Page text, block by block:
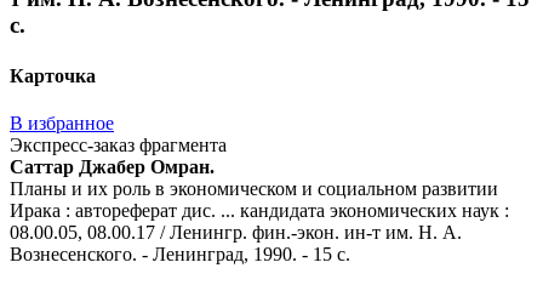
с.
Карточка
В избранное
Экспресс-заказ фрагмента
Саттар Джабер Омран.
Планы и их роль в экономическом и социальном развитии
Ирака : автореферат дис. ... кандидата экономических наук :
08.00.05, 08.00.17 / Ленингр. фин.-экон. ин-т им. Н. А.
Вознесенского. - Ленинград, 1990. - 15 с.